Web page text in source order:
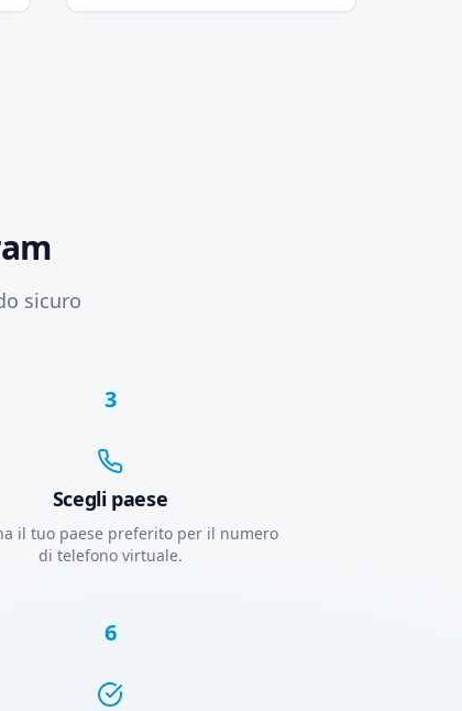
sicuro
3
Scegli paese
il tuo paese preferito per il numero
di telefono virtuale.
6